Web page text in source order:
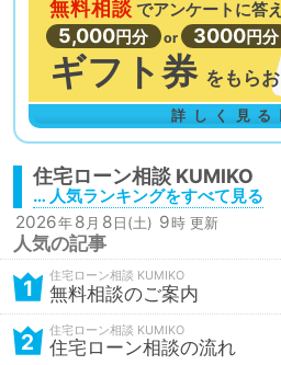
無料相談 でアンケートに答
5,000円分 or 3000円分
ギフト券 を もらお
詳しく見
住宅ローン相談
… 人気ランキングをすべて見る
2026年8 月 8 日(土) 9時 更新
人気の記事
1 住宅ローン相談
無料相談のご案内
2 住宅ローン相談
住宅ローン相談の流れ